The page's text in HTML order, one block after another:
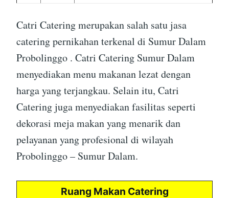
Catri Catering merupakan salah satu jasa
catering pernikahan terkenal di Sumur Dalam
Probolinggo . Catri Catering Sumur Dalam
menyediakan menu makanan lezat dengan
harga yang terjangkau. Selain itu, Catri
Catering juga menyediakan fasilitas seperti
dekorasi meja makan yang menarik dan
pelayanan yang profesional di wilayah
Probolinggo – Sumur Dalam.
Ruang Makan Catering